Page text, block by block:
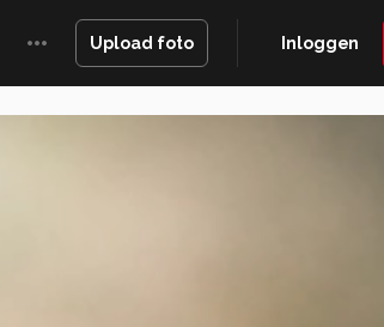
Upload foto Inloggen